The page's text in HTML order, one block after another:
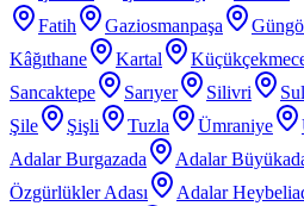
Fatih
Gaziosmanpaşa
Kâğıthane
Kartal
Sancaktepe
Sarıyer Silivri
Şile
Şişli Tuzla Ümraniye
Adalar Burgazada
Adalar
Özgürlükler Adası
Adalar